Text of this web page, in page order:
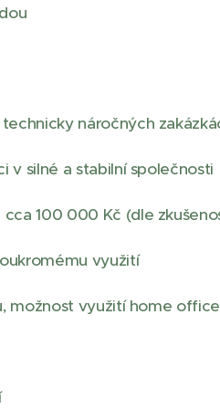
náročných
v silné a stabilní společnosti
100 000 Kč (dle
využití
možnost využití home office